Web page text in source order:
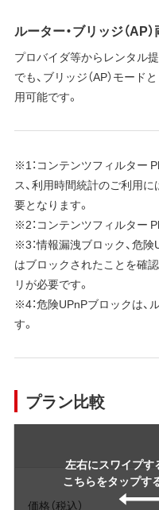
ルーター・ブリッジ（AP
プロバイダ等からレンタル
でも、ブリッジ（AP）モー
用可能です。
※1：コンテンツフィルター
ス、利用時間統計のご利用
要となります。
※2：コンテンツフィルター
※3：情報漏洩ブロック、危
はブロックされたことを確
リが必要です。
※4：危険UPnPブロックは、
す。
プラン比較
左右にスワイプす
こちらをタップす
価格（税込）